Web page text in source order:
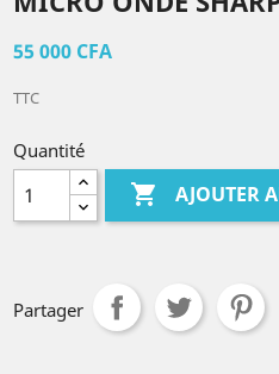
55 000 CFA
TTC
Quantité
 AJOUTER
Partager